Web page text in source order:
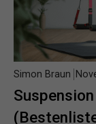
Simon Braun